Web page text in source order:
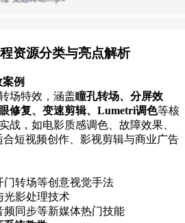
资源分类与亮点解析
例
场特效，涵盖瞳孔转场、分屏效
修复、变速剪辑、Lumetri调色等核
战，如电影质感调色、故障效果、
短视频创作、影视剪辑与商业广告
门转场等创意视觉手法
光影处理技术
频同步等新媒体热门技能